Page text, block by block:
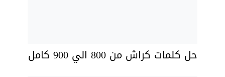
حل كلمات كراش من 800 الي 900 كامل